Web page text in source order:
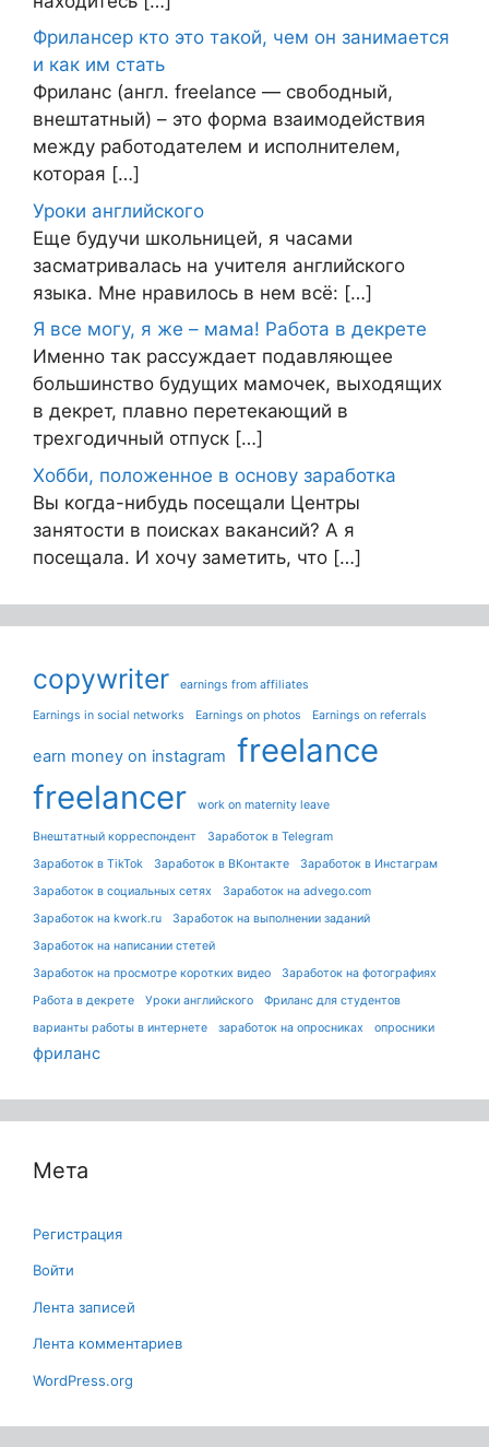
Фрилансер кто это такой, чем он занимается
и как им стать
Фриланс (англ. freelance — свободный,
внештатный) – это форма взаимодействия
между работодателем и исполнителем,
которая […]
Уроки английского
Еще будучи школьницей, я часами
засматривалась на учителя английского
языка. Мне нравилось в нем всё: […]
Я все могу, я же – мама! Работа в декрете
Именно так рассуждает подавляющее
большинство будущих мамочек, выходящих
в декрет, плавно перетекающий в
трехгодичный отпуск […]
Хобби, положенное в основу заработка
Вы когда-нибудь посещали Центры
занятости в поисках вакансий? А я
посещала. И хочу заметить, что […]
copywriter earnings from affiliates
Earnings in social networks Earnings on photos Earnings on referrals
earn money on instagram
freelance
freelancer
work on maternity leave
Внештатный корреспондент
Заработок в Telegram
Заработок в TikTok
Заработок в ВКонтакте
Заработок в Инстаграм
Заработок в социальных сетях
Заработок на advego.com
Заработок на kwork.ru
Заработок на выполнении заданий
Заработок на написании стетей
Заработок на просмотре коротких видео
Заработок на фотографиях
Работа в декрете
Уроки английского
Фриланс для студентов
варианты работы в интернете
заработок на опросниках опросники
фриланс
Мета
Регистрация
Войти
Лента записей
Лента комментариев
WordPress.org